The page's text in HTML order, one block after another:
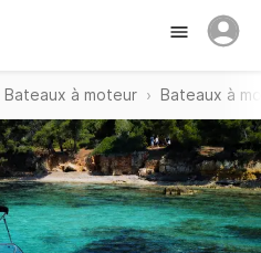
Bateaux à moteur Bateaux à